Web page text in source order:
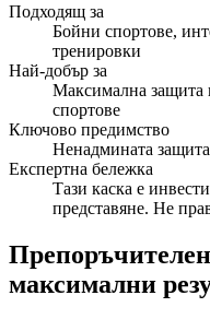
Подходящ за
Бойни спортове,
тренировки
Най-добър за
Максимална защита
спортове
Ключово предимство
Ненадмината
Експертна бележка
Тази каска е
представяне. Не
максимални